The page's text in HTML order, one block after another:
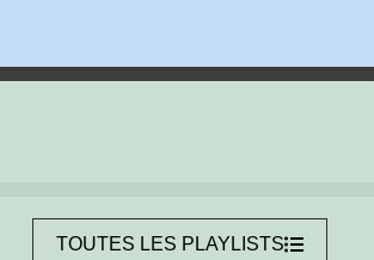
TOUTES LES PLAYLISTS